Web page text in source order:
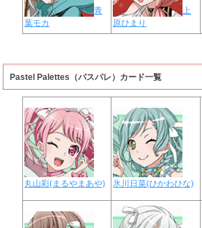
青
葉モカ
上
原ひまり
Pastel Palettes（パスパレ）カード一覧
丸山彩(まるやまあや) 氷川日菜(ひかわひな)